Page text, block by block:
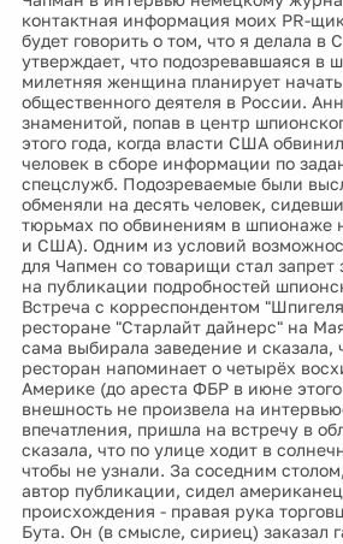
контактная информация моих PR-
будет говорить о том, что я делала
утверждает, что подозревавшаяся в
милетняя женщина планирует
общественного деятеля в России.
знаменитой, попав в центр
этого года, когда власти США
человек в сборе информации по
спецслужб. Подозреваемые были
обменяли на десять человек,
тюрьмах по обвинениям в шпионаже
и США). Одним из условий
для Чапмен со товарищи стал запрет
на публикации подробностей
Встреча с корреспондентом
ресторане "Старлайт дайнерс" на
сама выбирала заведение и сказала,
ресторан напоминает о четырёх
Америке (до ареста ФБР в июне этого
внешность не произвела на
впечатления, пришла на встречу в
сказала, что по улице ходит в
чтобы не узнали. За соседним
автор публикации, сидел
происхождения - правая рука
Бута. Он (в смысле, сириец) заказал